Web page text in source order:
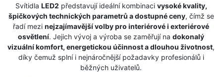
Svítidla LED2 představují ideální kombinaci vysoké kvality,
špičkových technických parametrů a dostupné ceny, čímž se
řadí mezi nejzajímavější volby pro interiérové i exteriérové
osvětlení. Jejich vývoj a výroba se zaměřují na dokonalý
vizuální komfort, energetickou účinnost a dlouhou životnost,
díky čemuž splní i nejnáročnější požadavky profesionálů i
běžných uživatelů.